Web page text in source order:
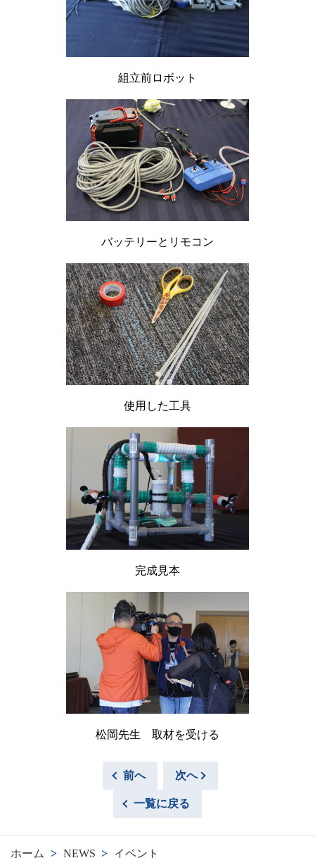
組立前ロボット
バッテリーとリモコン
使用した工具
完成見本
松岡先生 取材を受ける
前へ 次へ
一覧に戻る
ホーム > NEWS > イベント